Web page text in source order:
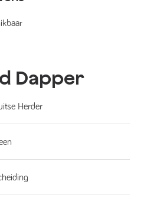
Dapper
Herder